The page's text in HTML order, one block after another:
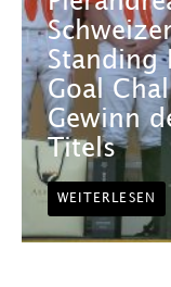
Standing
Goal
Gewinn
Titels
WEITERLESEN